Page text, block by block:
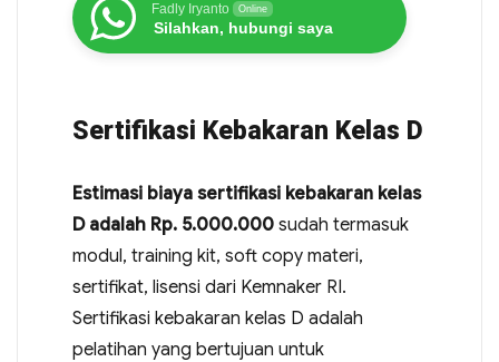
Fadly Iryanto Online
Silahkan, hubungi saya
Sertifikasi Kebakaran Kelas D
Estimasi biaya sertifikasi kebakaran kelas
D adalah Rp. 5.000.000sudah termasuk
modul, training kit, soft copy materi,
sertifikat, lisensi dari Kemnaker RI.
Sertifikasi kebakaran kelas D adalah
pelatihan yang bertujuan untuk